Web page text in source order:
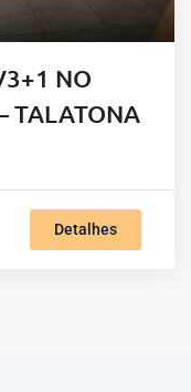
NO
TALATONA
Detalhes